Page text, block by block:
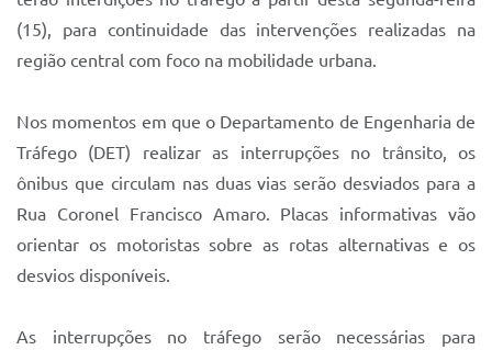
Quadra Fiscal
Sistema Colab
Autarquias
(15), para continuidade das intervenções realizadas na
região central com foco na mobilidade urbana.
Nos momentos em que o Departamento de Engenharia de
Tráfego (DET) realizar as interrupções no trânsito, os
ônibus que circulam nas duas vias serão desviados para a
Rua Coronel Francisco Amaro. Placas informativas vão
orientar os motoristas sobre as rotas alternativas e os
desvios disponíveis.
As interrupções no tráfego serão necessárias para